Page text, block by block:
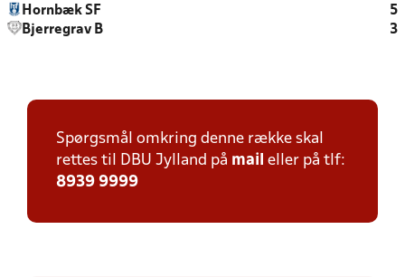
Hornbæk SF
5
Bjerregrav B
3
Spørgsmål omkring denne række skal
rettes til DBU Jylland på mail eller på tlf:
8939 9999